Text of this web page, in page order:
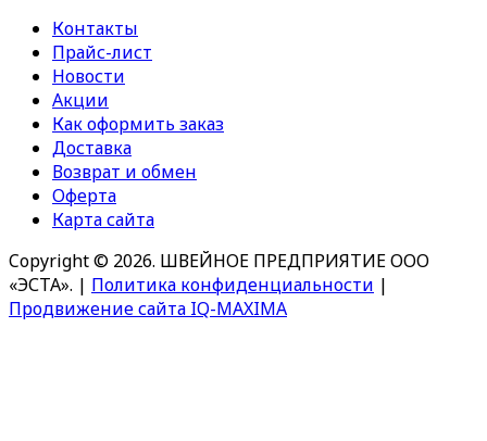
Контакты
Прайс-лист
Новости
Акции
Как оформить заказ
Доставка
Возврат и обмен
Оферта
Карта сайта
Copyright © 2026. ШВЕЙНОЕ ПРЕДПРИЯТИЕ ООО
«ЭСТА». | Политика конфиденциальности |
Продвижение сайта IQ-MAXIMA